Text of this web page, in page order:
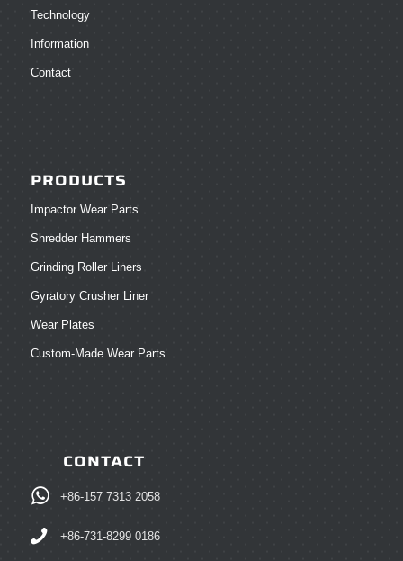
Technology
Information
Contact
PRODUCTS
Impactor Wear Parts
Shredder Hammers
Grinding Roller Liners
Gyratory Crusher Liner
Wear Plates
Custom-Made Wear Parts
CONTACT
+86-157 7313 2058
+86-731-8299 0186